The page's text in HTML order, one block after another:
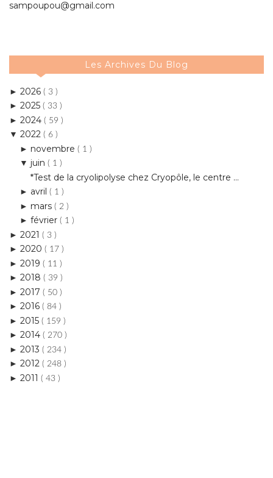
sampoupou@gmail.com
Les Archives Du Blog
► 2026 ( 3 )
► 2025 ( 33 )
► 2024 ( 59 )
▼ 2022 ( 6 )
► novembre ( 1 )
▼ juin ( 1 )
*Test de la cryolipolyse chez Cryopôle, le centre ...
► avril ( 1 )
► mars ( 2 )
► février ( 1 )
► 2021 ( 3 )
► 2020 ( 17 )
► 2019 ( 11 )
► 2018 ( 39 )
► 2017 ( 50 )
► 2016 ( 84 )
► 2015 ( 159 )
► 2014 ( 270 )
► 2013 ( 234 )
► 2012 ( 248 )
► 2011 ( 43 )